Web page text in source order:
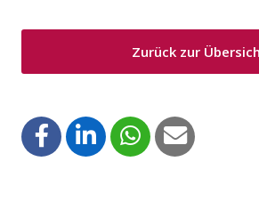
Zurück zur